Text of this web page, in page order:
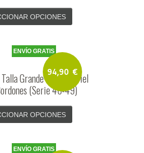
OPCIONES
94,90 €
ENVÍO GRATIS
Grande Hombre Piel
(Serie 46-49)
OPCIONES
ENVÍO GRATIS